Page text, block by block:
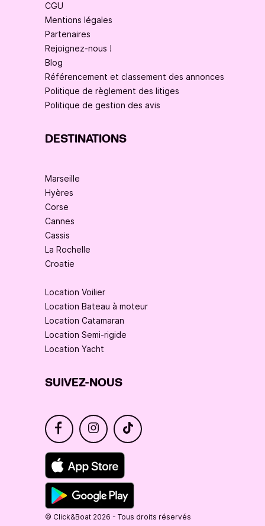
CGU
Mentions légales
Partenaires
Rejoignez-nous !
Blog
Référencement et classement des annonces
Politique de règlement des litiges
Politique de gestion des avis
DESTINATIONS
Marseille
Hyères
Corse
Cannes
Cassis
La Rochelle
Croatie
Location Voilier
Location Bateau à moteur
Location Catamaran
Location Semi-rigide
Location Yacht
SUIVEZ-NOUS
© Click&Boat 2026 - Tous droits réservés